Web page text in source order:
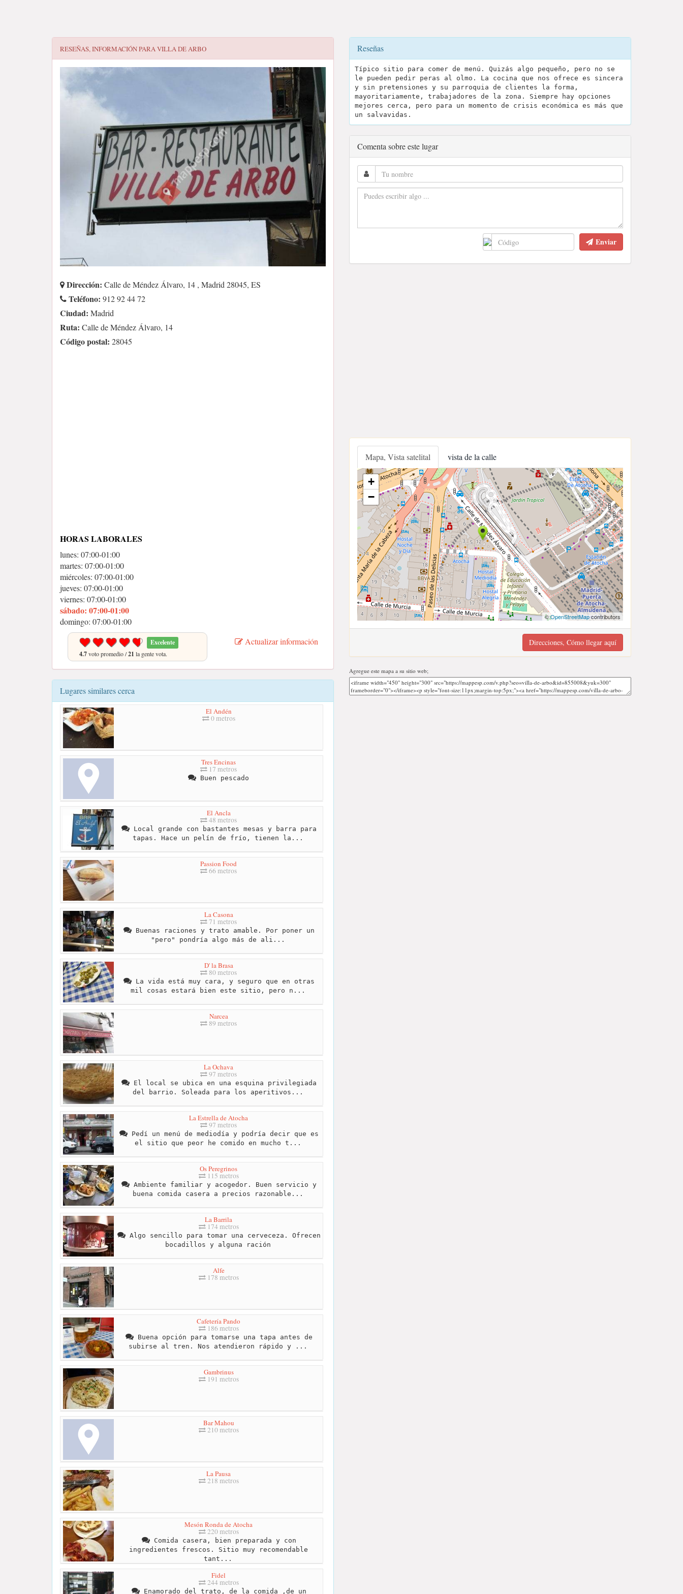
RESEÑAS, INFORMACIÓN PARAVILLA DE ARBO
Dirección: Calle de Méndez Álvaro, 14 , Madrid 28045, ES
Teléfono: 912 92 44 72
Ciudad: Madrid
Ruta: Calle de Méndez Álvaro, 14
Código postal: 28045
HORAS LABORALES
lunes: 07:00-01:00
martes: 07:00-01:00
miércoles: 07:00-01:00
jueves: 07:00-01:00
viernes: 07:00-01:00
sábado: 07:00-01:00
domingo: 07:00-01:00
Excelente
4.7voto promedio /21 la gente vota.
Actualizar información
Lugares similares cerca
El Andén
0 metros
Tres Encinas
17 metros
Buen pescado
El Ancla
48 metros
Local grande con bastantes mesas y barra para
tapas. Hace un pelín de frío, tienen la...
Passion Food
66 metros
La Casona
71 metros
Buenas raciones y trato amable. Por poner un
"pero" pondría algo más de ali...
D' la Brasa
80 metros
La vida está muy cara, y seguro que en otras
mil cosas estará bien este sitio, pero n...
Narcea
89 metros
La Ochava
97 metros
El local se ubica en una esquina privilegiada
del barrio. Soleada para los aperitivos...
La Estrella de Atocha
97 metros
Pedí un menú de mediodía y podría decir que es
el sitio que peor he comido en mucho t...
Os Peregrinos
115 metros
Ambiente familiar y acogedor. Buen servicio y
buena comida casera a precios razonable...
La Barrila
174 metros
Algo sencillo para tomar una cerveceza. Ofrecen
bocadillos y alguna ración
Alfe
178 metros
Cafetería Pando
186 metros
Buena opción para tomarse una tapa antes de
subirse al tren. Nos atendieron rápido y ...
Gambrinus
191 metros
Bar Mahou
210 metros
La Pausa
218 metros
Mesón Ronda de Atocha
220 metros
Comida casera, bien preparada y con
ingredientes frescos. Sitio muy recomendable
tant...
Fidel
244 metros
Enamorado del trato, de la comida ,de un
Reseñas
Típico sitio para comer de menú. Quizás algo pequeño, pero no se
le pueden pedir peras al olmo. La cocina que nos ofrece es sincera
y sin pretensiones y su parroquia de clientes la forma,
mayoritariamente, trabajadores de la zona. Siempre hay opciones
mejores cerca, pero para un momento de crisis económica es más que
un salvavidas.
Comenta sobre este lugar
Enviar
Mapa, Vista satelital vista de la calle
+
−
©OpenStreetMapcontributors
Direcciones, Cómo llegar aquí
Agregue este mapa a su sitio web;